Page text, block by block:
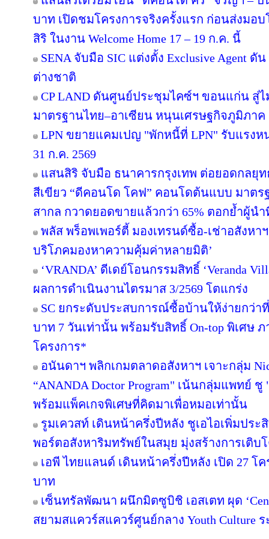
บาท เปิดชมโครงการจริงครั้งแรก ก่อนส่งม
สิริ ในงาน Welcome Home 17 – 19 ก.ค. นี้
SENA จับมือ SIC แต่งตั้ง Exclusive Agent ดั
ต่างชาติ
CP LAND ดันศูนย์ประชุมไคซ์ฯ ขอนแก่น สู่
มาตรฐานไทย–อาเซียน หนุนเศรษฐกิจภูมิภาค
LPN ขยายแคมเปญ "พักหนี้ที่ LPN" รับแรง
31 ก.ค. 2569
แสนสิริ จับมือ ธนาคารกรุงเทพ ต่อยอดกลยุ
สีเขียว “ดีคอนโด โคฟ” คอนโดต้นแบบ มาต
สากล กวาดยอดขายแล้วกว่า 65% ตอกย้ำผู้น
พลัส พร็อพเพอร์ตี้ มองเทรนด์ซื้อ-เช่าอสังหา
บริโภคมองหาความคุ้มค่าหลายมิติ’
‘VRANDA’ ดีเดย์โอนกรรมสิทธิ์ ‘Veranda
ผลการดำเนินงานไตรมาส 3/2569 โตแกร่ง
SC ยกระดับประสบการณ์ซื้อบ้านให้ง่ายกว่า
บาท 7 วันเท่านั้น พร้อมรับสิทธิ์ On-top พิเศษ ภ
โครงการ*
อนันดาฯ พลิกเกมตลาดอสังหาฯ เจาะกลุ่ม
“ANANDA Doctor Program" เน้นกลุ่มแพทย์
พร้อมแพ็คเกจพิเศษที่คิดมาเพื่อหมอเท่านั้น
รูมเควสท์ เดินหน้าครึ่งปีหลัง ชูเอไอเพิ่มปร
พอร์ตอสังหาริมทรัพย์ในสมุย มุ่งสร้างการเติ
เอพี ไทยแลนด์ เดินหน้าครึ่งปีหลัง เปิด 27 โ
บาท
เซ็นทรัลพัฒนา ผนึกมิตซูบิชิ เอสเตท ผุด
สยามสแควร์สแควร์ศูนย์กลาง Youth Culture